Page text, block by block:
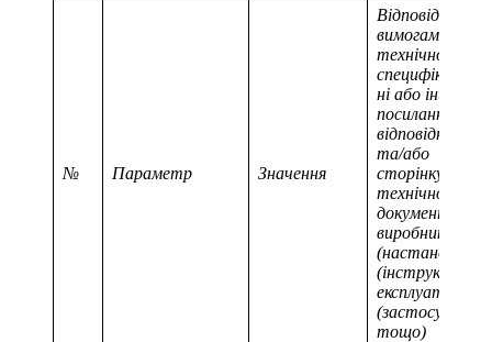
№ Параметр Значення
Відповідність*
вимогам
технічної
специфікації
ні або інш.) з
посиланням на
відповідні
та/або
сторінку(и)
технічного
документу
виробника
(настанови
(інструкції) з
експлуатації
тощо)